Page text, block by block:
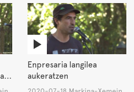
Enpresaria langilea
aukeratzen